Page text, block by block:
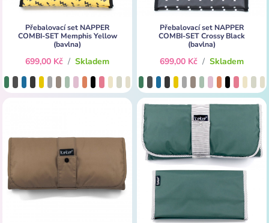
Přebalovací set NAPPER
COMBI-SET Memphis Yellow
(bavlna)
699,00 Kč / Skladem
Přebalovací set NAPPER
COMBI-SET Crossy Black
(bavlna)
699,00 Kč / Skladem